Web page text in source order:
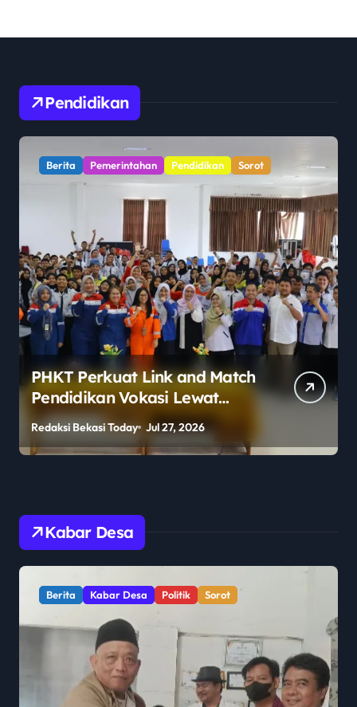
Pendidikan
Berita Pemerintahan Pendidikan Sorot
PHKT Perkuat Link and Match
Pendidikan Vokasi Lewat
Program Guru Tamu di SMKN
2 Penajam Paser Utara
Redaksi Bekasi Today Jul 27, 2026
Kabar Desa
Berita Kabar Desa Politik Sorot